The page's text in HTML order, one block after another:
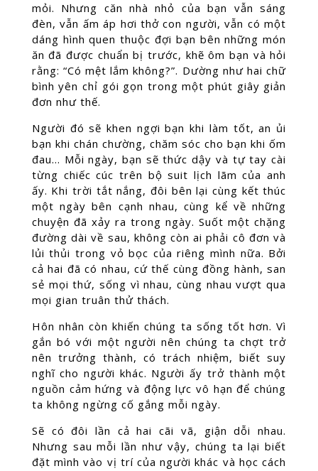
mỏi. Nhưng căn nhà nhỏ của bạn vẫn sáng
đèn, vẫn ấm áp hơi thở con người, vẫn có một
dáng hình quen thuộc đợi bạn bên những món
ăn đã được chuẩn bị trước, khẽ ôm bạn và hỏi
rằng: “Có mệt lắm không?”. Dường như hai chữ
bình yên chỉ gói gọn trong một phút giây giản
đơn như thế.
Người đó sẽ khen ngợi bạn khi làm tốt, an ủi
bạn khi chán chường, chăm sóc cho bạn khi ốm
đau… Mỗi ngày, bạn sẽ thức dậy và tự tay cài
từng chiếc cúc trên bộ suit lịch lãm của anh
ấy. Khi trời tắt nắng, đôi bên lại cùng kết thúc
một ngày bên cạnh nhau, cùng kể về những
chuyện đã xảy ra trong ngày. Suốt một chặng
đường dài về sau, không còn ai phải cô đơn và
lủi thủi trong vỏ bọc của riêng mình nữa. Bởi
cả hai đã có nhau, cứ thế cùng đồng hành, san
sẻ mọi thứ, sống vì nhau, cùng nhau vượt qua
mọi gian truân thử thách.
Hôn nhân còn khiến chúng ta sống tốt hơn. Vì
gắn bó với một người nên chúng ta chợt trở
nên trưởng thành, có trách nhiệm, biết suy
nghĩ cho người khác. Người ấy trở thành một
nguồn cảm hứng và động lực vô hạn để chúng
ta không ngừng cố gắng mỗi ngày.
Sẽ có đôi lần cả hai cãi vã, giận dỗi nhau.
Nhưng sau mỗi lần như vậy, chúng ta lại biết
đặt mình vào vị trí của người khác và học cách